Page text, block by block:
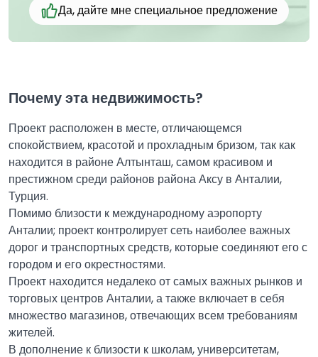
Да, дайте мне специальное предложение
Почему эта недвижимость?
Проект расположен в месте, отличающемся
спокойствием, красотой и прохладным бризом, так как
находится в районе Алтынташ, самом красивом и
престижном среди районов района Аксу в Анталии,
Турция.
Помимо близости к международному аэропорту
Анталии; проект контролирует сеть наиболее важных
дорог и транспортных средств, которые соединяют его с
городом и его окрестностями.
Проект находится недалеко от самых важных рынков и
торговых центров Анталии, а также включает в себя
множество магазинов, отвечающих всем требованиям
жителей.
В дополнение к близости к школам, университетам,